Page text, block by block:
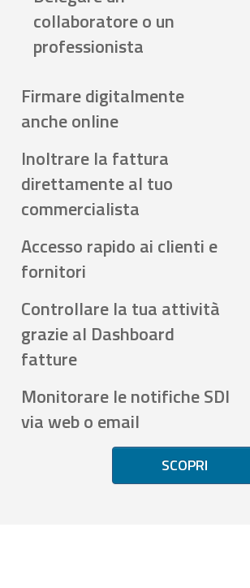
collaboratore o un
professionista
Firmare digitalmente
anche online
Inoltrare la fattura
direttamente al tuo
commercialista
Accesso rapido ai clienti e
fornitori
Controllare la tua attività
grazie al Dashboard
fatture
Monitorare le notifiche SDI
via web o email
SCOPRI